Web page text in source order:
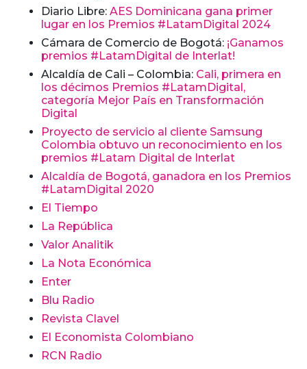
Diario Libre: AES Dominicana gana primer
lugar en los Premios #LatamDigital 2024
Cámara de Comercio de Bogotá: ¡Ganamos
premios #LatamDigital de Interlat!
Alcaldía de Cali – Colombia: Cali, primera en
los décimos Premios #LatamDigital,
categoría Mejor País en Transformación
Digital
Proyecto de servicio al cliente Samsung
Colombia obtuvo un reconocimiento en los
premios #Latam Digital de Interlat
Alcaldía de Bogotá, ganadora en los Premios
#LatamDigital 2020
El Tiempo
La República
Valor Analitik
La Nota Económica
Enter
Blu Radio
Revista Clavel
El Economista Colombiano
RCN Radio